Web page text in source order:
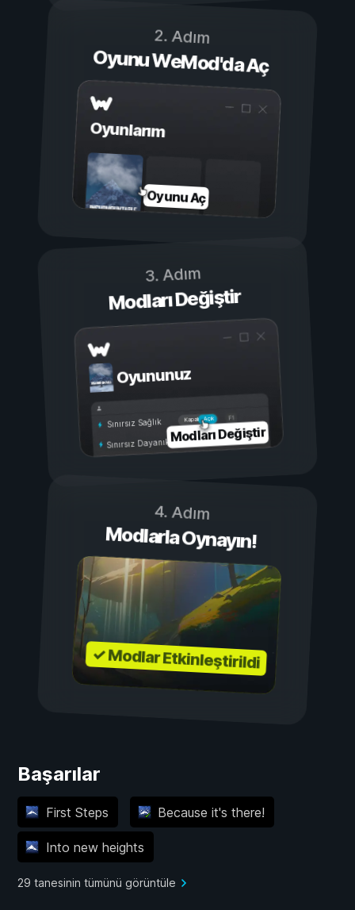
2. Adım
Oyunu WeMod'da Aç
Oyunlarım
Oyunu Aç
3. Adım
Modları Değiştir
Oyununuz
Açık
Kapalı
Sınırsız Sağlık
Sınırsız DayanıklılıkModları Değiştir
4. Adım
Modlarla Oynayın!
✓ Modlar Etkinleştirildi
Başarılar
First Steps Because it's there!
Into new heights
29 tanesinin tümünü görüntüle